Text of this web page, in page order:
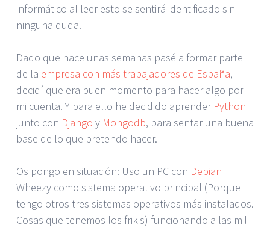
informático al leer esto se sentirá identificado sin
ninguna duda.
Dado que hace unas semanas pasé a formar parte
de la empresa con más trabajadores de España,
decidí que era buen momento para hacer algo por
mi cuenta. Y para ello he decidido aprender Python
junto con Django y Mongodb, para sentar una buena
base de lo que pretendo hacer.
Os pongo en situación: Uso un PC con Debian
Wheezy como sistema operativo principal (Porque
tengo otros tres sistemas operativos más instalados.
Cosas que tenemos los frikis) funcionando a las mil